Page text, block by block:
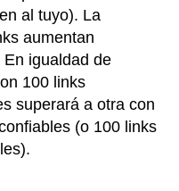
al tuyo). La
aumentan
igualdad de
100 links
superará a otra con
(o 100 links